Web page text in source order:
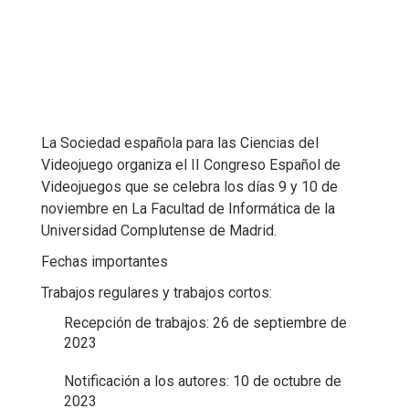
La Sociedad española para las Ciencias del
Videojuego organiza el II Congreso Español de
Videojuegos que se celebra los días 9 y 10 de
noviembre en La Facultad de Informática de la
Universidad Complutense de Madrid.
Fechas importantes
Trabajos regulares y trabajos cortos:
Recepción de trabajos: 26 de septiembre de
2023
Notificación a los autores: 10 de octubre de
2023